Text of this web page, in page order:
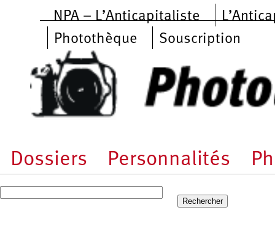
Aller au contenu principal
NPA – L’Anticapitaliste
Photothèque
Souscription
Dossiers Personnalités